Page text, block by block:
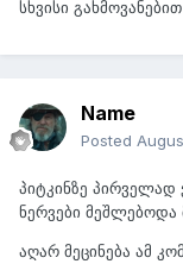
სხვისი
Name
Posted
პიტკინზე პირველად
ნერვები მეშლებოდა
აღარ მეცინება ამ